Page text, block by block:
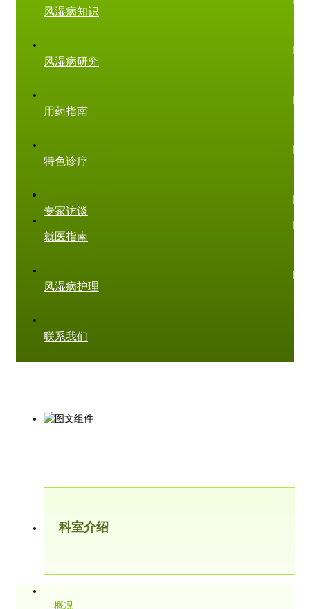
风湿病知识
风湿病研究
用药指南
特色诊疗
专家访谈
就医指南
风湿病护理
联系我们
科室介绍
概况